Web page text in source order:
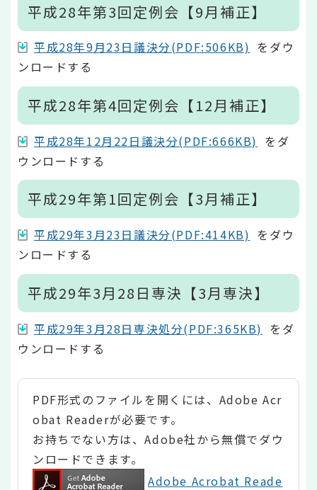
平成28年第3回定例会【9月補正】
平成28年9月23日議決分(PDF:506KB) をダウ
ンロードする
平成28年第4回定例会【12月補正】
平成28年12月22日議決分(PDF:666KB) をダ
ウンロードする
平成29年第1回定例会【3月補正】
平成29年3月23日議決分(PDF:414KB) をダウ
ンロードする
平成29年3月28日専決【3月専決】
平成29年3月28日専決処分(PDF:365KB) をダ
ウンロードする
PDF形式のファイルを開くには、Adobe Acr
obat Readerが必要です。
お持ちでない方は、Adobe社から無償でダウ
ンロードできます。
Adobe Acrobat Reade